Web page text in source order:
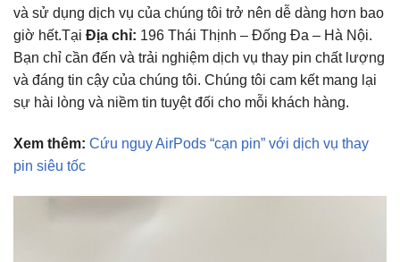
và sử dụng dịch vụ của chúng tôi trở nên dễ dàng hơn bao
giờ hết.Tại Địa chỉ: 196 Thái Thịnh – Đống Đa – Hà Nội.
Bạn chỉ cần đến và trải nghiệm dịch vụ thay pin chất lượng
và đáng tin cậy của chúng tôi. Chúng tôi cam kết mang lại
sự hài lòng và niềm tin tuyệt đối cho mỗi khách hàng.
Xem thêm: Cứu nguy AirPods “cạn pin” với dịch vụ thay
pin siêu tốc